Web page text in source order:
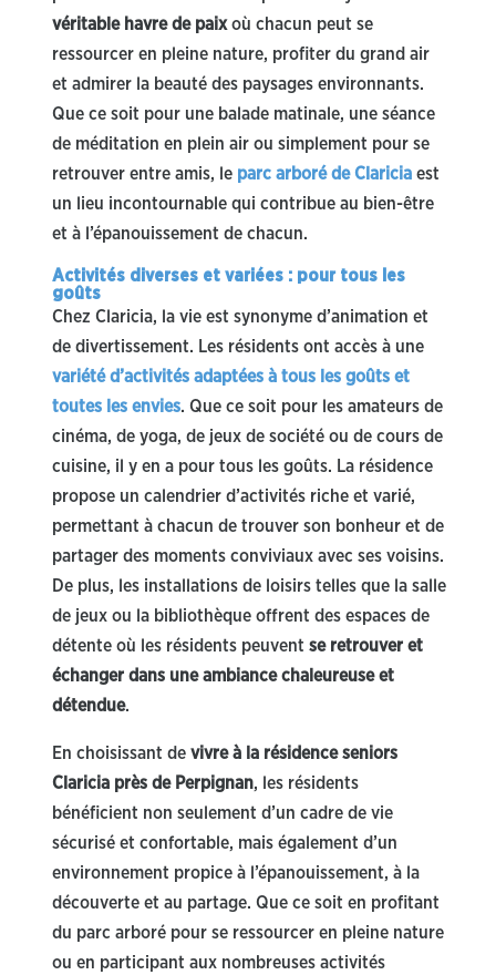
véritable havre de paixoù chacun peut se
ressourcer en pleine nature, profiter du grand air
et admirer la beauté des paysages environnants.
Que ce soit pour une balade matinale, une séance
de méditation en plein air ou simplement pour se
retrouver entre amis, le parc arboré de Clariciaest
un lieu incontournable qui contribue au bien-être
et à l’épanouissement de chacun.
Activités diverses et variées : pour tous les
goûts
Chez Claricia, la vie est synonyme d’animation et
de divertissement. Les résidents ont accès à une
variété d’activités adaptées à tous les goûts et
toutes les envies. Que ce soit pour les amateurs de
cinéma, de yoga, de jeux de société ou de cours de
cuisine, il y en a pour tous les goûts. La résidence
propose un calendrier d’activités riche et varié,
permettant à chacun de trouver son bonheur et de
partager des moments conviviaux avec ses voisins.
De plus, les installations de loisirs telles que la salle
de jeux ou la bibliothèque offrent des espaces de
détente où les résidents peuvent se retrouver et
échanger dans une ambiance chaleureuse et
détendue.
En choisissant de vivre à la résidence seniors
Claricia près de Perpignan, les résidents
bénéficient non seulement d’un cadre de vie
sécurisé et confortable, mais également d’un
environnement propice à l’épanouissement, à la
découverte et au partage. Que ce soit en profitant
du parc arboré pour se ressourcer en pleine nature
ou en participant aux nombreuses activités